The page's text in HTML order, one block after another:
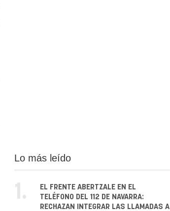
Lo más leído
1.
EL FRENTE ABERTZALE EN EL
TELÉFONO DEL 112 DE NAVARRA:
RECHAZAN INTEGRAR LAS LLAMADAS A